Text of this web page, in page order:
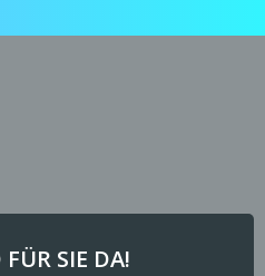
SIE DA!